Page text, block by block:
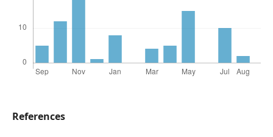
References